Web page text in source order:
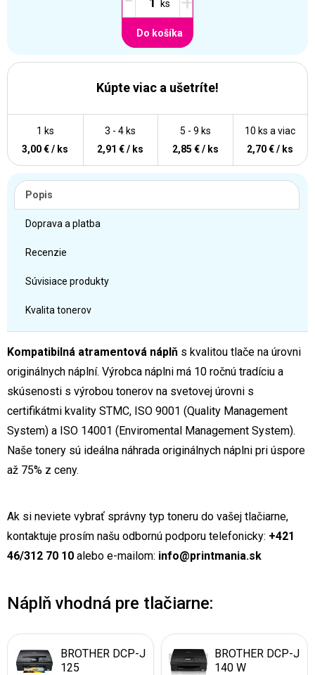
Do košíka
Kúpte viac a ušetríte!
10 ks a viac
2,70 € / ks
5 - 9 ks
2,85 € / ks
3 - 4 ks
2,91 € / ks
1 ks
3,00 € / ks
Popis
Doprava a platba
Recenzie
Súvisiace produkty
Kvalita tonerov
Kompatibilná atramentová náplň s kvalitou tlače na úrovni
originálnych náplní. Výrobca náplni má 10 ročnú tradíciu a
skúsenosti s výrobou tonerov na svetovej úrovni s
certifikátmi kvality STMC, ISO 9001 (Quality Management
System) a ISO 14001 (Enviromental Management System).
Naše tonery sú ideálna náhrada originálnych náplni pri úspore
až 75% z ceny.
Ak si neviete vybrať správny typ toneru do vašej tlačiarne,
kontaktuje prosím našu odbornú podporu telefonicky: +421
46/312 70 10 alebo e-mailom: info@printmania.sk
Náplň vhodná pre tlačiarne:
BROTHER DCP-J
125
BROTHER DCP-J
140 W